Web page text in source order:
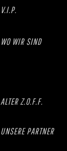
V.I.P.
WO WIR SIND
ALTER Z.O.F.F.
UNSERE PARTNER